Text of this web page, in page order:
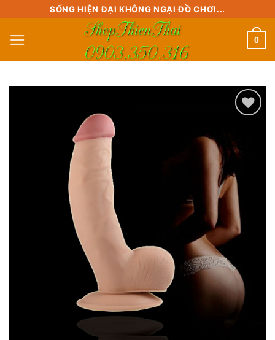
content
SỐNG HIỆN ĐẠI KHÔNG NGẠI ĐỒ CHƠI...
0
Add to